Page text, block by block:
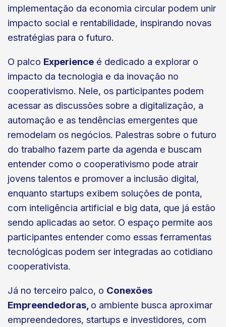
implementação da economia circular podem unir
impacto social e rentabilidade, inspirando novas
estratégias para o futuro.
O palco Experience é dedicado a explorar o
impacto da tecnologia e da inovação no
cooperativismo. Nele, os participantes podem
acessar as discussões sobre a digitalização, a
automação e as tendências emergentes que
remodelam os negócios. Palestras sobre o futuro
do trabalho fazem parte da agenda e buscam
entender como o cooperativismo pode atrair
jovens talentos e promover a inclusão digital,
enquanto startups exibem soluções de ponta,
com inteligência artificial e big data, que já estão
sendo aplicadas ao setor. O espaço permite aos
participantes entender como essas ferramentas
tecnológicas podem ser integradas ao cotidiano
cooperativista.
Já no terceiro palco, o Conexões
Empreendedoras, o ambiente busca aproximar
empreendedores, startups e investidores, com